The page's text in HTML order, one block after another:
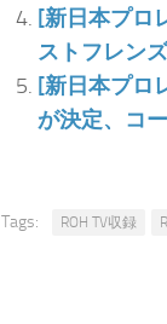
[新日本プロ
ストフレン
[新日本プロ
が決定、コ
Tags: ROH TV収録